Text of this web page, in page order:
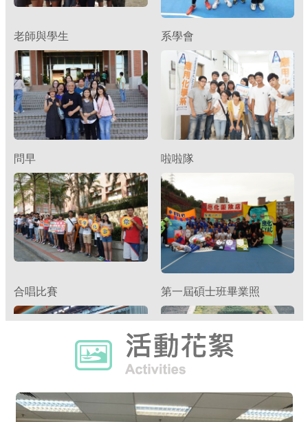
系學會
問早 啦啦隊
第一屆碩士班畢業照
第一屆大學部畢業照 畢業大合照